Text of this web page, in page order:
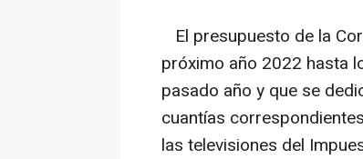
El presupuesto de la
próximo año 2022 hasta
pasado año y que se
cuantías
las televisiones del